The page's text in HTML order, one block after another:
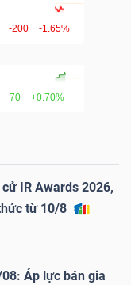
-200 -1.65%
70 +0.70%
IR Awards 2026,
từ 10/8
Áp lực bán gia